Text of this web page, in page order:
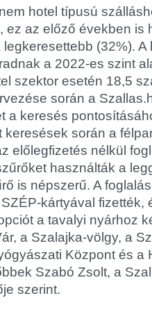
hotel típusú
ez az előző években is
(32%).
a 2022-es szint
szektor esetén 18,5
során a
a keresés
során a
előlegfizetés nélkül
használták a
is népszerű. A
kártyával fizették,
a tavalyi nyárhoz
a Szalajka-völgy, a
Központ és a
Szabó Zsolt, a
szerint.